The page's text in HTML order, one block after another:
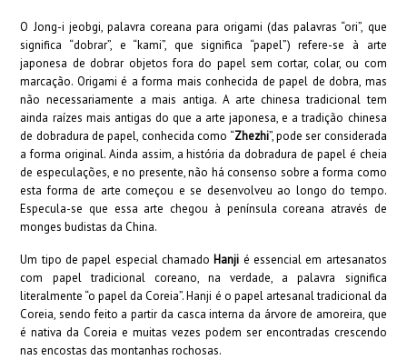
O Jong-i jeobgi, palavra coreana para origami (das palavras “ori”, que
significa “dobrar”, e “kami”, que significa “papel”) refere-se à arte
japonesa de dobrar objetos fora do papel sem cortar, colar, ou com
marcação. Origami é a forma mais conhecida de papel de dobra, mas
não necessariamente a mais antiga. A arte chinesa tradicional tem
ainda raízes mais antigas do que a arte japonesa, e a tradição chinesa
de dobradura de papel, conhecida como “Zhezhi”, pode ser considerada
a forma original. Ainda assim, a história da dobradura de papel é cheia
de especulações, e no presente, não há consenso sobre a forma como
esta forma de arte começou e se desenvolveu ao longo do tempo.
Especula-se que essa arte chegou à península coreana através de
monges budistas da China.
Um tipo de papel especial chamadoHanji é essencial em artesanatos
com papel tradicional coreano, na verdade, a palavra significa
literalmente “o papel da Coreia”. Hanji é o papel artesanal tradicional da
Coreia, sendo feito a partir da casca interna da árvore de amoreira, que
é nativa da Coreia e muitas vezes podem ser encontradas crescendo
nas encostas das montanhas rochosas.